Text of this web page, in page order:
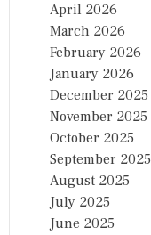
April 2026
March 2026
February 2026
January 2026
December 2025
November 2025
October 2025
September 2025
August 2025
July 2025
June 2025